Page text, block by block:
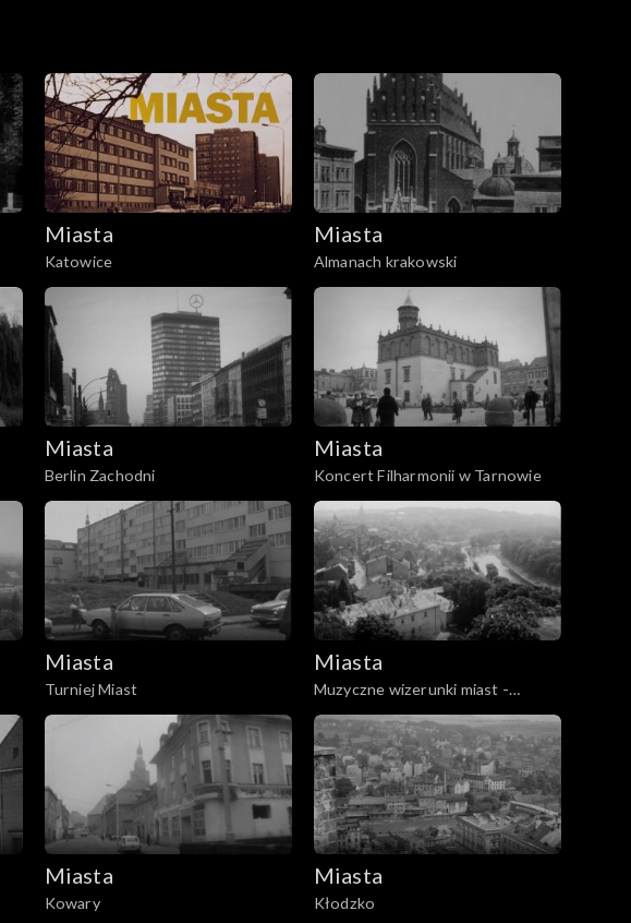
Miasta
Katowice
Miasta
Almanach krakowski
Miasta
Berlin Zachodni
Miasta
Koncert Filharmonii w Tarnowie
Miasta
Turniej Miast
Miasta
Muzyczne wizerunki miast -
Cieszyn
Miasta
Kowary
Miasta
Kłodzko